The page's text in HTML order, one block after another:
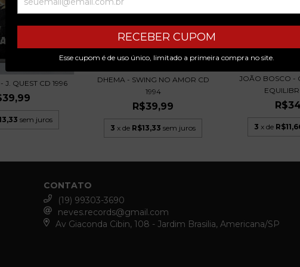
RECEBER CUPOM
Esse cupom é de uso único, limitado a primeira compra no site.
J. QUEST CD 1996
sem juros
DHEMA - SWING NO AMOR CD
1994
R$39,99
3 x de R$13,33 sem juros
JOÃO BOSCO -
3 x de
CONTATO
(19) 99303-3690
neves.records@gmail.com
Av Giaconda Cibin, 108 - Jardim Brasilia, Americana/SP